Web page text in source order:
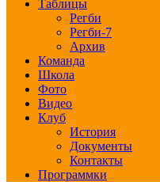
Таблицы
Регби
Регби-7
Архив
Команда
Школа
Фото
Видео
Клуб
История
Документы
Контакты
Программки